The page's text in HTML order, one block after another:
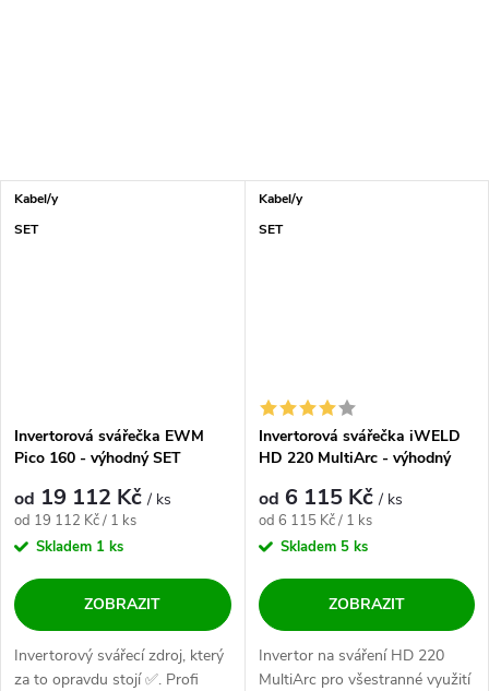
Kabel/y
SET
Invertorová svářečka EWM
Pico 160 - výhodný SET
od 19 112 Kč/ ks
Měrná cena:
od 19 112 Kč / 1 ks
Skladem 1 ks
ZOBRAZIT
Invertorový svářecí zdroj, který
za to opravdu stojí ✅. Profi
Kabel/y
SET
Invertorová svářečka iWELD
HD 220 MultiArc - výhodný
od 6 115 Kč/ ks
Měrná cena:
od 6 115 Kč / 1 ks
Skladem 5 ks
ZOBRAZIT
Invertor na sváření HD 220
MultiArc pro všestranné využití